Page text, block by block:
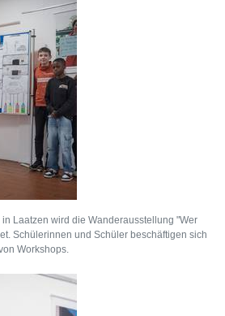
in Laatzen wird die Wanderausstellung "Wer
Schülerinnen und Schüler beschäftigen sich
Workshops.